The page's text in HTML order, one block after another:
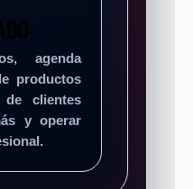
agenda
productos
de clientes
y operar